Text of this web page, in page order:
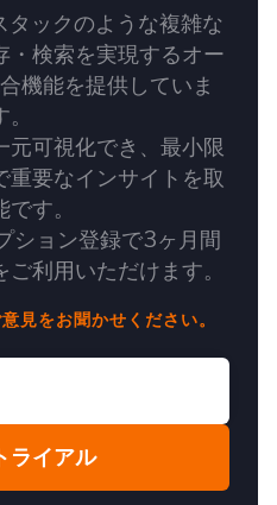
ックのような複雑な
・検索を実現するオー
機能を提供していま
。
元可視化でき、最小限
重要なインサイトを取
す。
ション登録で3ヶ月間
利用いただけます。
見をお聞かせください。
ライアル